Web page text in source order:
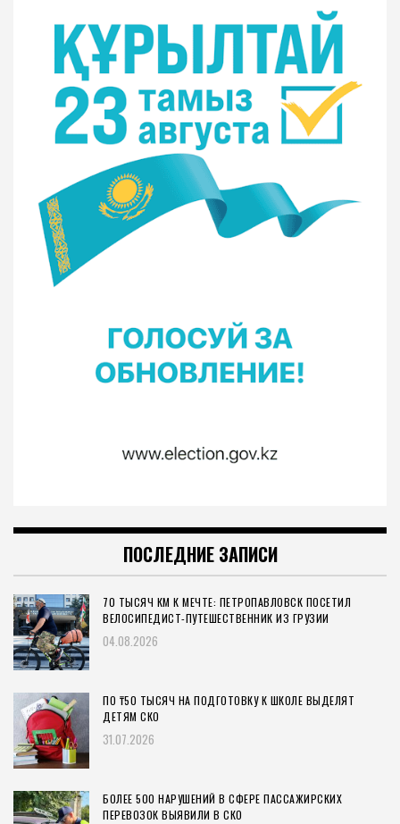
ПОСЛЕДНИЕ ЗАПИСИ
70 ТЫСЯЧ КМ К МЕЧТЕ: ПЕТРОПАВЛОВСК ПОСЕТИЛ
ВЕЛОСИПЕДИСТ-ПУТЕШЕСТВЕННИК ИЗ ГРУЗИИ
04.08.2026
ПО ₸50 ТЫСЯЧ НА ПОДГОТОВКУ К ШКОЛЕ ВЫДЕЛЯТ
ДЕТЯМ СКО
31.07.2026
БОЛЕЕ 500 НАРУШЕНИЙ В СФЕРЕ ПАССАЖИРСКИХ
ПЕРЕВОЗОК ВЫЯВИЛИ В СКО